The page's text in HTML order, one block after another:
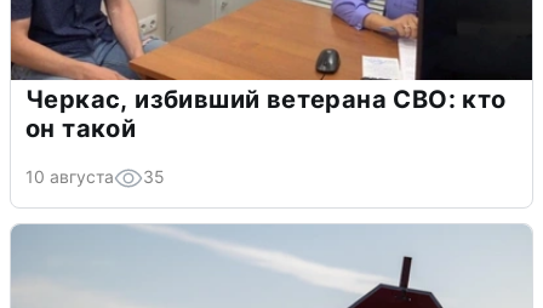
Черкас, избивший ветерана СВО: кто
он такой
10 августа 35